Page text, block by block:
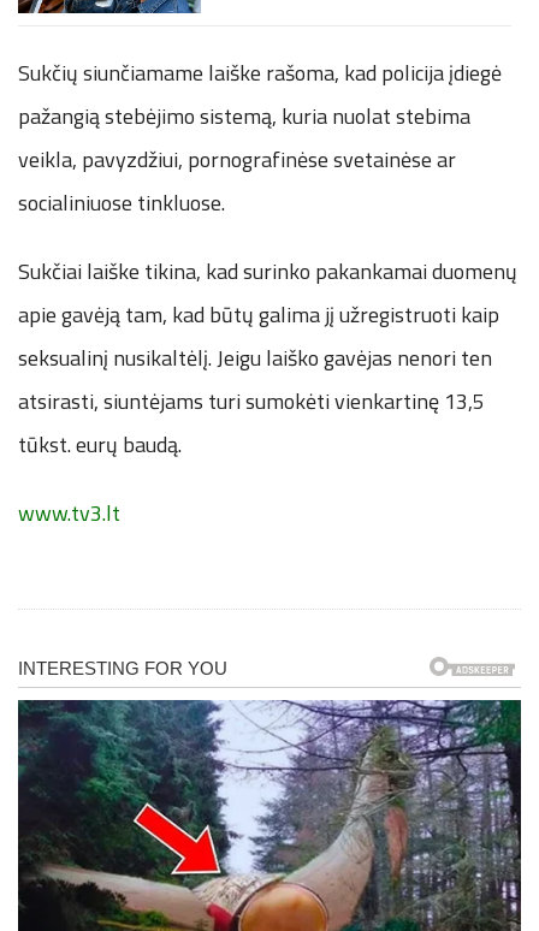
Sukčių siunčiamame laiške rašoma, kad policija įdiegė
pažangią stebėjimo sistemą, kuria nuolat stebima
veikla, pavyzdžiui, pornografinėse svetainėse ar
socialiniuose tinkluose.
Sukčiai laiške tikina, kad surinko pakankamai duomenų
apie gavėją tam, kad būtų galima jį užregistruoti kaip
seksualinį nusikaltėlį. Jeigu laiško gavėjas nenori ten
atsirasti, siuntėjams turi sumokėti vienkartinę 13,5
tūkst. eurų baudą.
www.tv3.lt